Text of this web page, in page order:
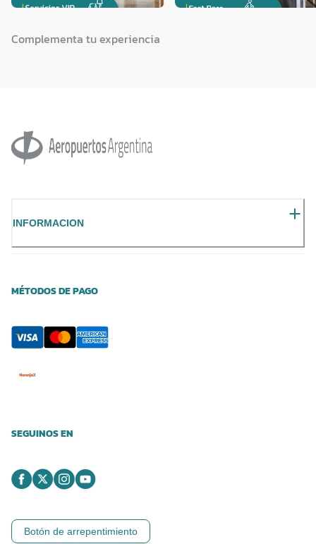
Complementa tu experiencia
INFORMACION
MÉTODOS DE PAGO
SEGUINOS EN
Botón de arrepentimiento